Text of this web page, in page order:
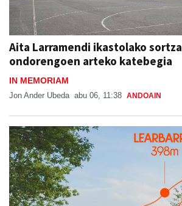
Aita Larramendi ikastolako
ondorengoen arteko katebegia
IN MEMORIAM
Jon Ander Ubeda abu 06, 11:38 ANDOAIN